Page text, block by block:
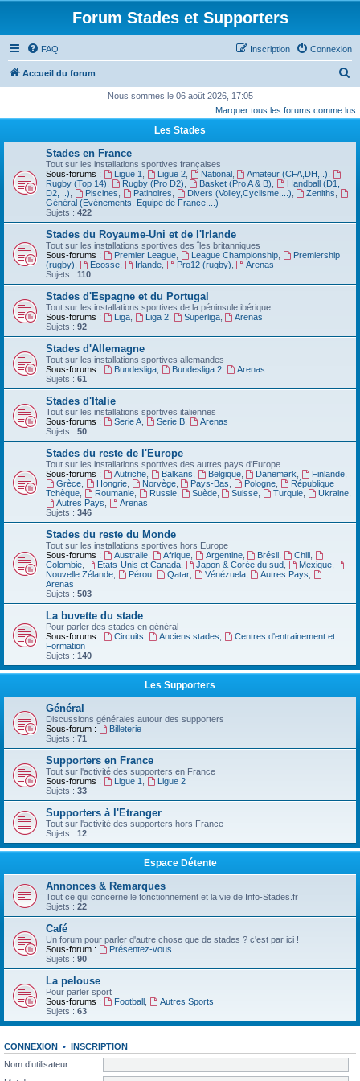
Forum Stades et Supporters
FAQ Connexion
Inscription
Accueil du forum
c
e
Nous sommes le 06 août 2026, 17:05
Marquer tous les forums comme lus
Les Stades
Stades en France
Tout sur les installations sportives françaises
Sous-forums :
Ligue 1 Ligue 2, National, Amateur (CFA,DH,..)
Rugby (Top 14)
Rugby (Pro D2) Basket (Pro A & B)
Handball (D1,
D2, ..)
Piscines Patinoires Divers (Volley,Cyclisme,...) Zeniths
Général (Evénements, Equipe de France,...)
Sujets : 422
Stades du Royaume-Uni et de l'Irlande
Tout sur les installations sportives des îles britanniques
Sous-forums :
Premier League, League Championship,
Premiership
(rugby)
Ecosse, Irlande, Pro12 (rugby)
Arenas
Sujets : 110
Stades d'Espagne et du Portugal
Tout sur les installations sportives de la péninsule ibérique
Sous-forums :
Liga, Liga 2, Superliga,
Arenas
Sujets : 92
Stades d'Allemagne
Tout sur les installations sportives allemandes
Sous-forums :
Bundesliga, Bundesliga 2,
Arenas
Sujets : 61
Stades d'Italie
Tout sur les installations sportives italiennes
Sous-forums :
Serie A, Serie B,
Arenas
Sujets : 50
Stades du reste de l'Europe
Tout sur les installations sportives des autres pays d'Europe
Sous-forums :
Autriche, Balkans Belgique, Danemark Finlande
Grèce, Hongrie, Norvège, Pays-Bas Pologne
République
Tchèque
Roumanie, Russie, Suède, Suisse Turquie Ukraine
Autres Pays
Arenas
Sujets : 346
Stades du reste du Monde
Tout sur les installations sportives hors Europe
Sous-forums :
Australie, Afrique, Argentine, Brésil Chili
Colombie
Etats-Unis et Canada, Japon & Corée du sud, Mexique,
Nouvelle Zélande
Pérou, Qatar, Vénézuela, Autres Pays
Arenas
Sujets : 503
La buvette du stade
Pour parler des stades en général
Sous-forums :
Circuits Anciens stades
Centres d'entrainement et
Formation
Sujets : 140
Les Supporters
Général
Discussions générales autour des supporters
Sous-forum :
Billeterie
Sujets : 71
Supporters en France
Tout sur l'activité des supporters en France
Sous-forums :
Ligue 1
Ligue 2
Sujets : 33
Supporters à l'Etranger
Tout sur l'activité des supporters hors France
Sujets : 12
Espace Détente
Annonces & Remarques
Tout ce qui concerne le fonctionnement et la vie de Info-Stades.fr
Sujets : 22
Café
Un forum pour parler d'autre chose que de stades ? c'est par ici !
Sous-forum :
Présentez-vous
Sujets : 90
La pelouse
Pour parler sport
Sous-forums :
Football,
Autres Sports
Sujets : 63
CONNEXION • INSCRIPTION
Nom d’utilisateur :